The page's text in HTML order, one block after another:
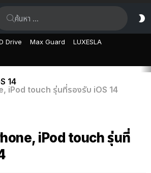
Drive Max Guard LUXESLA
14
iPod touch รุ่นที่รองรับ iOS 14
iPod touch รุ่นที่